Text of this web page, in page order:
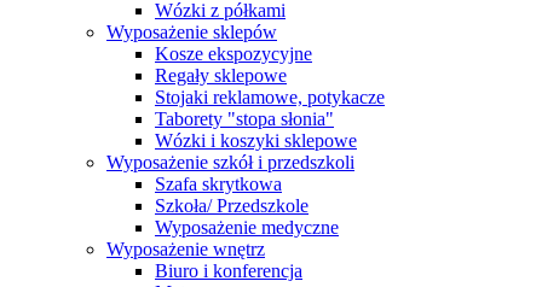
Wózki z półkami
Wyposażenie sklepów
Kosze ekspozycyjne
Regały sklepowe
Stojaki reklamowe, potykacze
Taborety "stopa słonia"
Wózki i koszyki sklepowe
Wyposażenie szkół i przedszkoli
Szafa skrytkowa
Szkoła/ Przedszkole
Wyposażenie medyczne
Wyposażenie wnętrz
Biuro i konferencja